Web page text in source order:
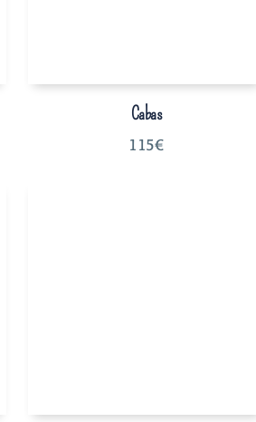
Cabas
115€